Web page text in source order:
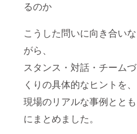
るのか
こうした問いに向き合いな
がら、
スタンス・対話・チームづ
くりの具体的なヒントを、
現場のリアルな事例ととも
にまとめました。